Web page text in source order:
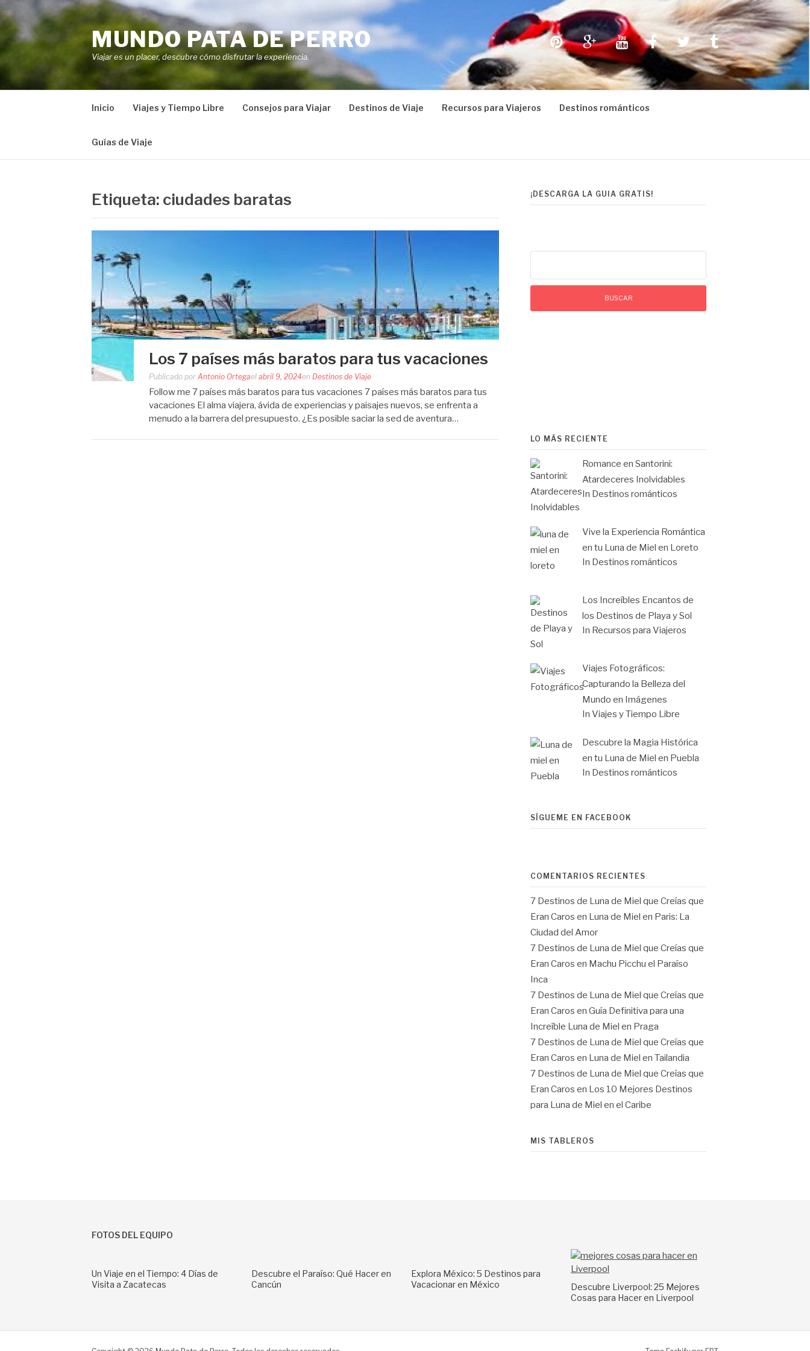
Saltar
al
contenido
MUNDO PATA DE PERRO
Viajar es un placer, descubre cómo disfrutar la experiencia.
PinterestGoogle+YoutubeFacebookTwitterTumblr
Inicio Viajes y Tiempo Libre Consejos para Viajar Destinos de Viaje Recursos para Viajeros Destinos románticos
Guías de Viaje
Etiqueta: ciudades baratas
Los 7 países más baratos para tus vacaciones
Publicado por Antonio Ortegael abril 9, 2024en Destinos de Viaje
Follow me 7 países más baratos para tus vacaciones 7 países más baratos para tus
vacaciones El alma viajera, ávida de experiencias y paisajes nuevos, se enfrenta a
menudo a la barrera del presupuesto. ¿Es posible saciar la sed de aventura…
¡DESCARGA LA GUIA GRATIS!
LO MÁS RECIENTE
Romance en Santorini:
Atardeceres Inolvidables
In Destinos románticos
Vive la Experiencia Romántica
en tu Luna de Miel en Loreto
In Destinos románticos
Los Increíbles Encantos de
los Destinos de Playa y Sol
In Recursos para Viajeros
Viajes Fotográficos:
Capturando la Belleza del
Mundo en Imágenes
In Viajes y Tiempo Libre
Descubre la Magia Histórica
en tu Luna de Miel en Puebla
In Destinos románticos
SÍGUEME EN FACEBOOK
COMENTARIOS RECIENTES
7 Destinos de Luna de Miel que Creías que
Eran Caros en Luna de Miel en Paris: La
Ciudad del Amor
7 Destinos de Luna de Miel que Creías que
Eran Caros en Machu Picchu el Paraíso
Inca
7 Destinos de Luna de Miel que Creías que
Eran Caros en Guía Definitiva para una
Increíble Luna de Miel en Praga
7 Destinos de Luna de Miel que Creías que
Eran Caros en Luna de Miel en Tailandia
7 Destinos de Luna de Miel que Creías que
Eran Caros en Los 10 Mejores Destinos
para Luna de Miel en el Caribe
MIS TABLEROS
FOTOS DEL EQUIPO
Un Viaje en el Tiempo: 4 Días de
Visita a Zacatecas
Descubre el Paraíso: Qué Hacer en
Cancún
Explora México: 5 Destinos para
Vacacionar en México
Descubre Liverpool: 25 Mejores
Cosas para Hacer en Liverpool